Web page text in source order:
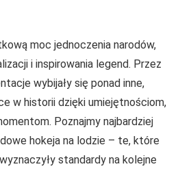
moc jednoczenia narodów,
i inspirowania legend. Przez
wybijały się ponad inne,
w historii dzięki umiejętnościom,
Poznajmy najbardziej
hokeja na lodzie – te, które
standardy na kolejne